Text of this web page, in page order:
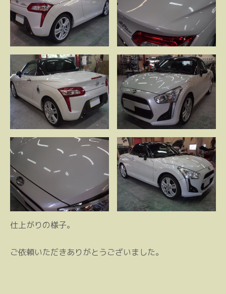
仕上がりの様子。
ご依頼いただきありがとうございました。